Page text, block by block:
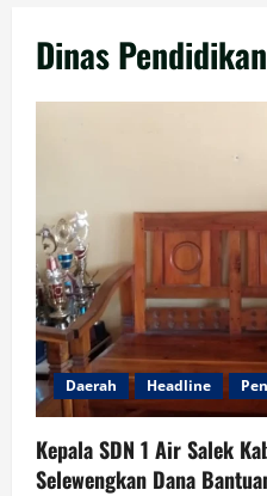
Dinas
Daerah Headline
Kepala SDN 1 Air Salek
Selewengkan Dana